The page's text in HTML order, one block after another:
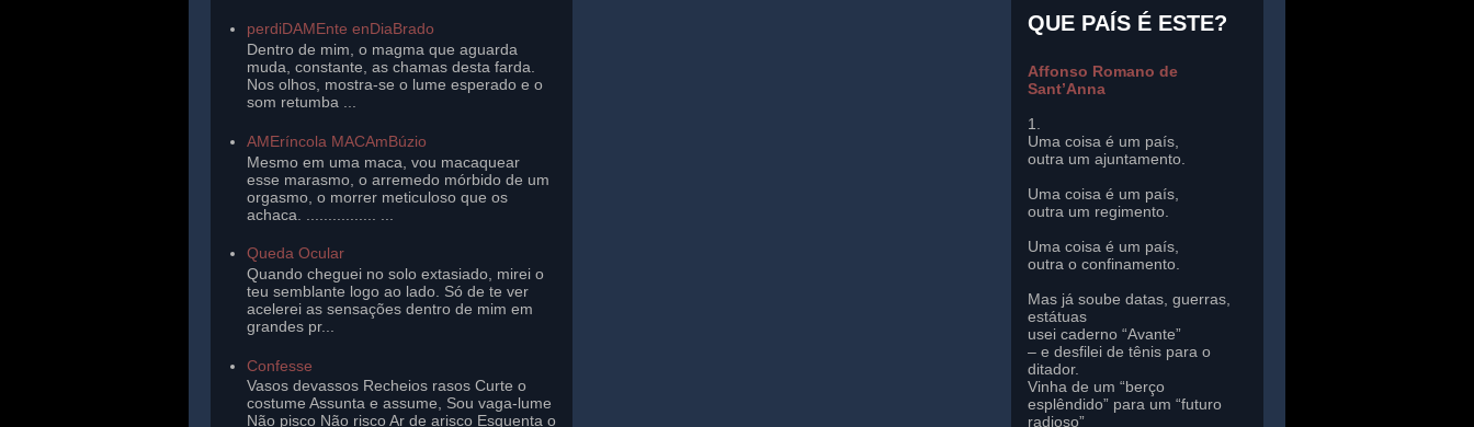
perdiDAMEnte enDiaBrado
Dentro de mim, o magma que aguarda
muda, constante, as chamas desta farda.
Nos olhos, mostra-se o lume esperado e o
som retumba ...
AMEríncola MACAmBúzio
Mesmo em uma maca, vou macaquear
esse marasmo, o arremedo mórbido de um
orgasmo, o morrer meticuloso que os
achaca. ................ ...
Queda Ocular
Quando cheguei no solo extasiado, mirei o
teu semblante logo ao lado. Só de te ver
acelerei as sensações dentro de mim em
grandes pr...
Confesse
Vasos devassos Recheios rasos Curte o
costume Assunta e assume, Sou vaga-lume
Não pisco Não risco Ar de arisco Esquenta o
QUE PAÍS É ESTE?
Affonso Romano de
Sant’Anna
1.
Uma coisa é um país,
outra um ajuntamento.
Uma coisa é um país,
outra um regimento.
Uma coisa é um país,
outra o confinamento.
Mas já soube datas, guerras,
estátuas
usei caderno “Avante”
– e desfilei de tênis para o
ditador.
Vinha de um “berço
esplêndido” para um “futuro
radioso”